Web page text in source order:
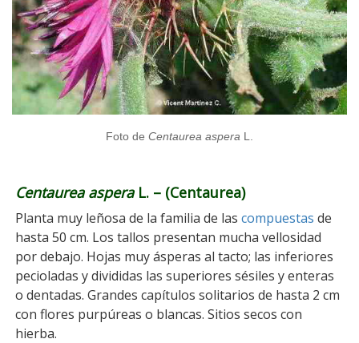
Foto de Centaurea aspera L.
Centaurea asperaL. – (Centaurea)
Planta muy leñosa de la familia de las compuestas de
hasta 50 cm. Los tallos presentan mucha vellosidad
por debajo. Hojas muy ásperas al tacto; las inferiores
pecioladas y divididas las superiores sésiles y enteras
o dentadas. Grandes capítulos solitarios de hasta 2 cm
con flores purpúreas o blancas. Sitios secos con
hierba.